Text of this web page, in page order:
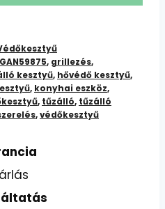
GAN59875, grillezés,
kesztyű, hővédő kesztyű,
, konyhai eszköz,
, tűzálló, tűzálló
,védőkesztyű